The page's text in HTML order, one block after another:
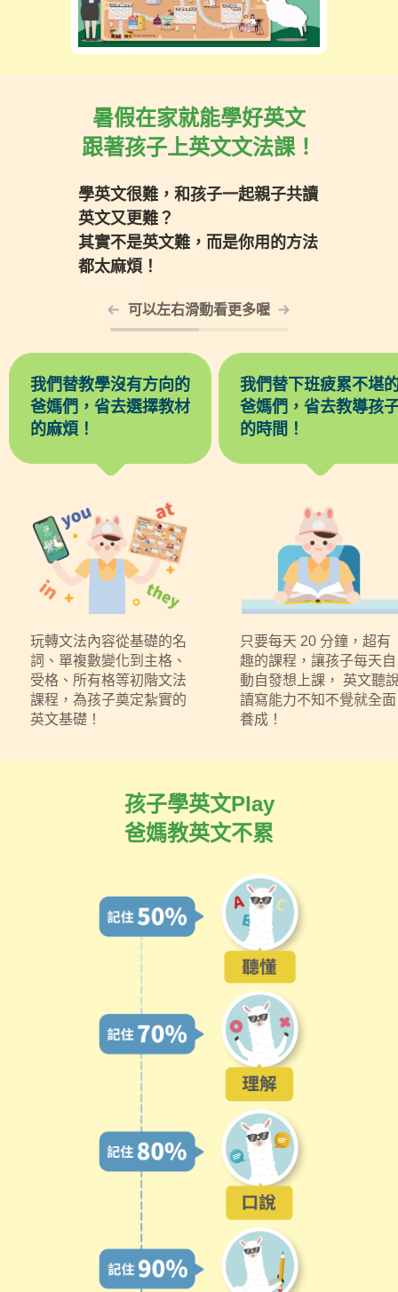
暑假在家就能學好英文
跟著孩子上英文文法課！
學英文很難，和孩子一起親子共讀
英文又更難？
其實不是英文難，而是你用的方法
都太麻煩！
可以左右滑動看更多喔
我們替教學沒有方向的
爸媽們，省去選擇教材
的麻煩！
玩轉文法內容從基礎的名
詞、單複數變化到主格、
受格、所有格等初階文法
課程，為孩子奠定紮實的
英文基礎！
我們替下班疲累不堪
爸媽們，省去教導孩
的時間！
只要每天 20 分鐘，超有
趣的課程，讓孩子每天自
動自發想上課， 英文聽
讀寫能力不知不覺就全面
養成！
孩子學英文Play
爸媽教英文不累